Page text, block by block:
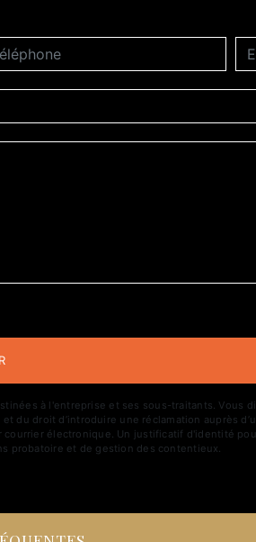
à l'entreprise et ses sous-traitants. Vous
du droit d’introduire une réclamation auprès
électronique. Un justificatif d'identité
probatoire et de gestion des contentieux.